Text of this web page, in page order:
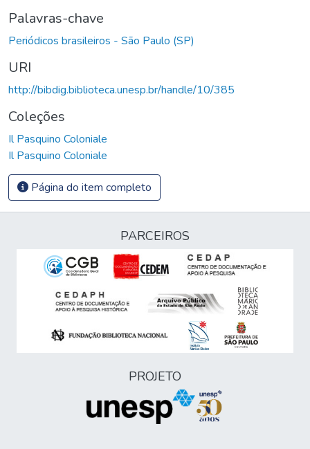
Palavras-chave
Periódicos brasileiros - São Paulo (SP)
URI
http://bibdig.biblioteca.unesp.br/handle/10/385
Coleções
Il Pasquino Coloniale
Il Pasquino Coloniale
Página do item completo
PARCEIROS
PROJETO